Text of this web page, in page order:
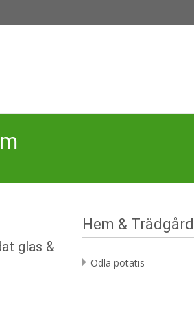
glas &
Hem & Trädgård
Odla potatis